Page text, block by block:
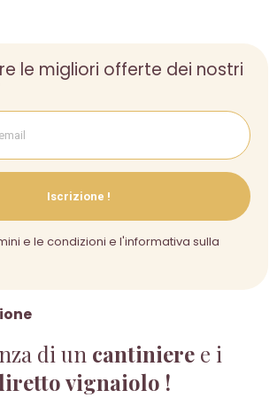
di un cantiniere e i
vignaiolo !
le migliori offerte dei nostri
Iscrizione !
e le condizioni e l'informativa sulla